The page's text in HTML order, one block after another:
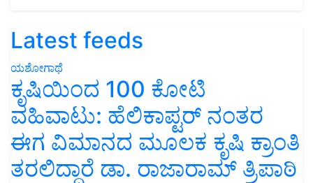
Latest feeds
ಯಶೋಗಾಥೆ
ಕೃಷಿಯಿಂದ 100 ಕೋಟಿ
ವಹಿವಾಟು: ಹೆಲಿಕಾಪ್ಟರ್ ನಂತರ
ಈಗ ವಿಮಾನದ ಮೂಲಕ ಕೃಷಿ ಕ್ರಾಂತಿ
ತರಲಿದ್ದಾರೆ ಡಾ. ರಾಜಾರಾಮ್ ತ್ರಿಪಾಠಿ